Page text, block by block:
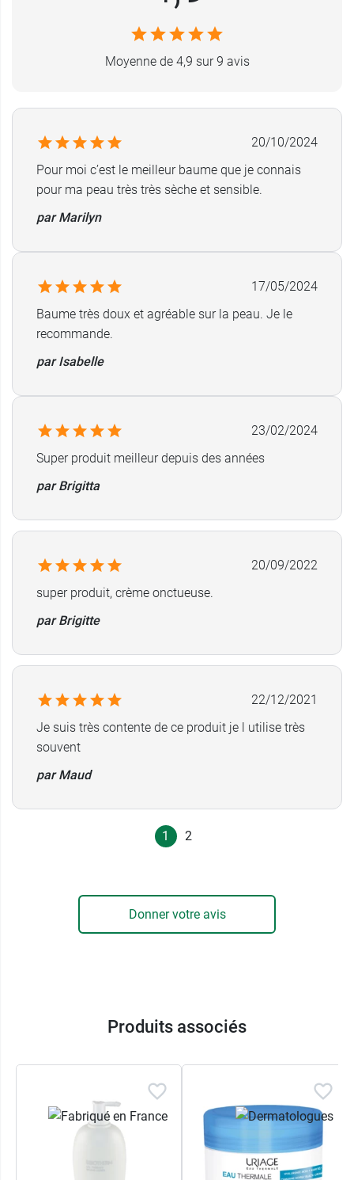
Moyenne de 4,9 sur 9 avis
20/10/2024
Pour moi c’est le meilleur baume que je connais
pour ma peau très très sèche et sensible.
par Marilyn
17/05/2024
Baume très doux et agréable sur la peau. Je le
recommande.
par Isabelle
23/02/2024
Super produit meilleur depuis des années
par Brigitta
20/09/2022
super produit, crème onctueuse.
par Brigitte
22/12/2021
Je suis très contente de ce produit je l utilise très
souvent
par Maud
1 2
Donner votre avis
Produits associés